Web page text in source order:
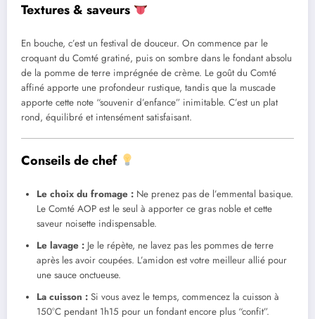
Textures & saveurs
En bouche, c’est un festival de douceur. On commence par le
croquant du Comté gratiné, puis on sombre dans le fondant absolu
de la pomme de terre imprégnée de crème. Le goût du Comté
affiné apporte une profondeur rustique, tandis que la muscade
apporte cette note “souvenir d’enfance” inimitable. C’est un plat
rond, équilibré et intensément satisfaisant.
Conseils de chef
Le choix du fromage : Ne prenez pas de l’emmental basique.
Le Comté AOP est le seul à apporter ce gras noble et cette
saveur noisette indispensable.
Le lavage : Je le répète, ne lavez pas les pommes de terre
après les avoir coupées. L’amidon est votre meilleur allié pour
une sauce onctueuse.
La cuisson : Si vous avez le temps, commencez la cuisson à
150°C pendant 1h15 pour un fondant encore plus “confit”.